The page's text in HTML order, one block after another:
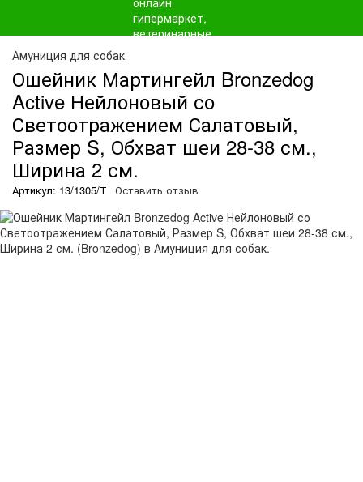
Амуниция для собак
Ошейник Мартингейл Bronzedog
Active Нейлоновый со
Светоотражением Салатовый,
Размер S, Обхват шеи 28-38 см.,
Ширина 2 см.
Артикул: 13/1305/Т Оставить отзыв